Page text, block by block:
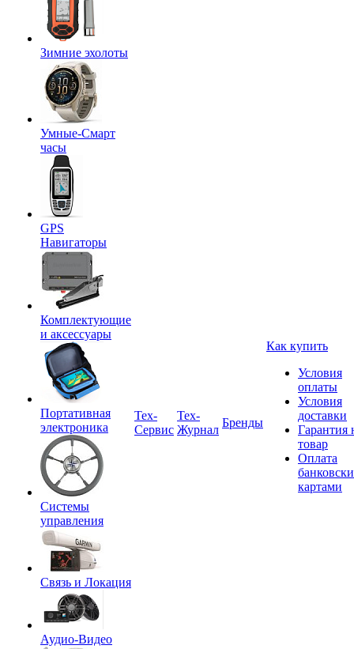
Зимние эхолоты
Умные-Смарт
часы
GPS
Навигаторы
Комплектующие
и аксессуары
Портативная
электроника
Системы
управления
Связь и Локация
Аудио-Видео
Tex-
Сервис
Тех-
Журнал
Бренды
Как купить
Условия
оплаты
Условия
доставки
Гарантия
товар
Оплата
картами